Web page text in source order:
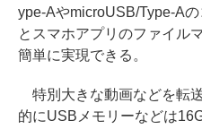
ype-AやmicroUSB/Type-A
とスマホアプリのファイル
簡単に実現できる。
特別大きな動画などを転
的にUSBメモリーなどは